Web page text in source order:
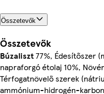
Összetevők
Összetevők
Búzaliszt77%, Édesítőszer
napraforgó étolaj 10%,
Térfogatnövelő szerek
ammónium-hidrogén-